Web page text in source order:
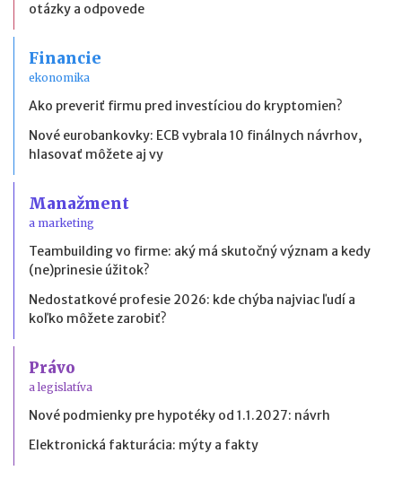
otázky a odpovede
Financie
ekonomika
Ako preveriť firmu pred investíciou do kryptomien?
Nové eurobankovky: ECB vybrala 10 finálnych návrhov,
hlasovať môžete aj vy
Manažment
a marketing
Teambuilding vo firme: aký má skutočný význam a kedy
(ne)prinesie úžitok?
Nedostatkové profesie 2026: kde chýba najviac ľudí a
koľko môžete zarobiť?
Právo
a legislatíva
Nové podmienky pre hypotéky od 1.1.2027: návrh
Elektronická fakturácia: mýty a fakty